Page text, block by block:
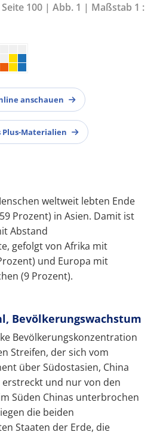
100 | Abb. 1 | Maßstab 1 :
anschauen
Plus-Materialien
weltweit lebten Ende
Prozent) in Asien. Damit ist
Abstand
gefolgt von Afrika mit
und Europa mit
(9 Prozent).
Bevölkerungswachstum
Bevölkerungskonzentration
Streifen, der sich vom
über Südostasien, China
erstreckt und nur von den
Süden Chinas unterbrochen
die beiden
Staaten der Erde, die